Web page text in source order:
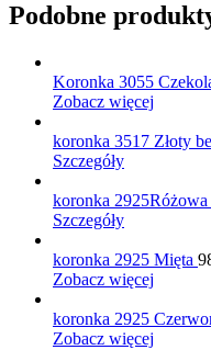
Podobne
Koronka 3055
Zobacz więcej
koronka 3517 Złoty
Szczegóły
koronka 2925Różowa
Szczegóły
koronka 2925 Mięta
Zobacz więcej
koronka 2925
Zobacz więcej